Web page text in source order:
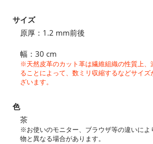
サイズ
原厚：1.2 mm前後
幅：30 cm
※天然皮革のカット革は繊維組織の性質上、
ることによって、数ミリ収縮するなどサイ
ざいます。
色
茶
※お使いのモニター、ブラウザ等の違いによ
物と異なる場合があります。